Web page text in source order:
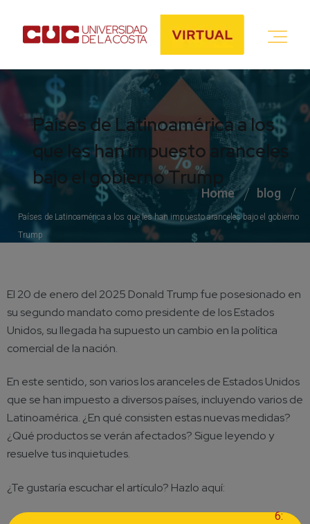
Países de Latinoamérica a los
que les han impuesto aranceles
bajo el gobierno Trump
Home blog
Países de Latinoamérica a los que les han impuesto aranceles bajo el gobierno
Trump
El 20 de enero del 2025 Donald Trump fue posesionado en
su segundo mandato como presidente de los Estados
Unidos, su llegada ha supuesto un cambio en la política
comercial de la nación.
En este sentido, son varios los aranceles de Estados Unidos
que se han impuesto a diversos países, incluyendo varios de
Latinoamérica. ¿En qué consisten estas nuevas medidas?
¿Qué productos se verán afectados? Sigue leyendo y
resuelve tus inquietudes.
¿Te gustaría escuchar el artículo? Hazlo aquí:
6: